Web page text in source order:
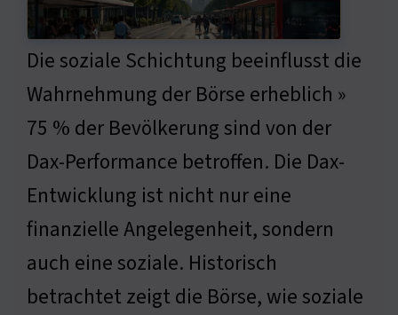
Die soziale Schichtung beeinflusst die
Wahrnehmung der Börse erheblich »
75 % der Bevölkerung sind von der
Dax-Performance betroffen. Die Dax-
Entwicklung ist nicht nur eine
finanzielle Angelegenheit, sondern
auch eine soziale. Historisch
betrachtet zeigt die Börse, wie soziale